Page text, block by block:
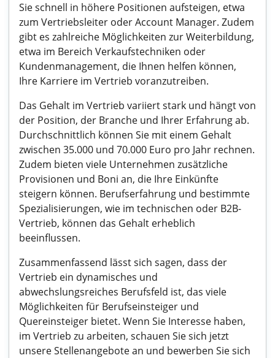
Sie schnell in höhere Positionen aufsteigen, etwa
zum Vertriebsleiter oder Account Manager. Zudem
gibt es zahlreiche Möglichkeiten zur Weiterbildung,
etwa im Bereich Verkaufstechniken oder
Kundenmanagement, die Ihnen helfen können,
Ihre Karriere im Vertrieb voranzutreiben.
Das Gehalt im Vertrieb variiert stark und hängt von
der Position, der Branche und Ihrer Erfahrung ab.
Durchschnittlich können Sie mit einem Gehalt
zwischen 35.000 und 70.000 Euro pro Jahr rechnen.
Zudem bieten viele Unternehmen zusätzliche
Provisionen und Boni an, die Ihre Einkünfte
steigern können. Berufserfahrung und bestimmte
Spezialisierungen, wie im technischen oder B2B-
Vertrieb, können das Gehalt erheblich
beeinflussen.
Zusammenfassend lässt sich sagen, dass der
Vertrieb ein dynamisches und
abwechslungsreiches Berufsfeld ist, das viele
Möglichkeiten für Berufseinsteiger und
Quereinsteiger bietet. Wenn Sie Interesse haben,
im Vertrieb zu arbeiten, schauen Sie sich jetzt
unsere Stellenangebote an und bewerben Sie sich